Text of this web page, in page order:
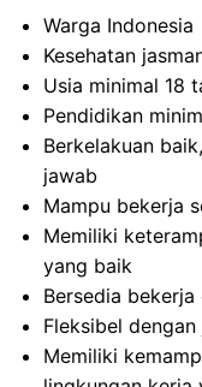
Warga Indonesia
Kesehatan
Usia minimal 18
Pendidikan
Berkelakuan
jawab
Mampu bekerja
Memiliki
yang baik
Bersedia
Fleksibel
Memiliki